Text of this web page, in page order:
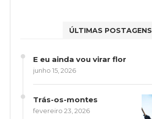
ÚLTIMAS POSTAGENS
E eu ainda vou virar flor
junho 15, 2026
Trás-os-montes
fevereiro 23, 2026